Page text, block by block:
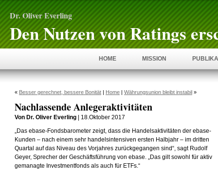
Dr. Oliver Everling
Den Nutzen von Ratings
HOME MISSION
« Besser gerechnet, bessere Bonität | Home | Währungsunion bleibt instabil »
Nachlassende Anlegeraktivitäten
Von Dr. Oliver Everling | 18.Oktober 2017
„Das ebase-Fondsbarometer zeigt, dass die Handelsaktivitäten der ebase-
Kunden – nach einem sehr handelsintensiven ersten Halbjahr – im dritten
Quartal auf das Niveau des Vorjahres zurückgegangen sind“, sagt Rudolf
Geyer, Sprecher der Geschäftsführung von ebase. „Das gilt sowohl für aktiv
gemanagte Investmentfonds als auch für ETFs.“